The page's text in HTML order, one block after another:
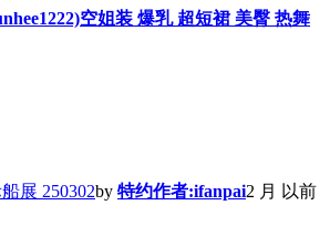
空姐装 爆乳 超短裙 美臀 热舞
展 250302by 特约作者:ifanpai2 月 以前